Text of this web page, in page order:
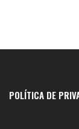
POLÍTICA DE